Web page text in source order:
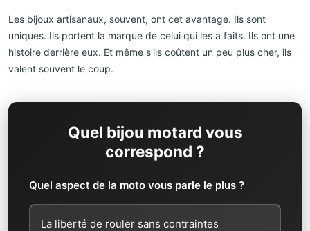
Les bijoux artisanaux, souvent, ont cet avantage. Ils sont
uniques. Ils portent la marque de celui qui les a faits. Ils ont une
histoire derrière eux. Et même s'ils coûtent un peu plus cher, ils
valent souvent le coup.
Quel bijou motard vous
correspond ?
Quel aspect de la moto vous parle le plus ?
La liberté de rouler sans contraintes